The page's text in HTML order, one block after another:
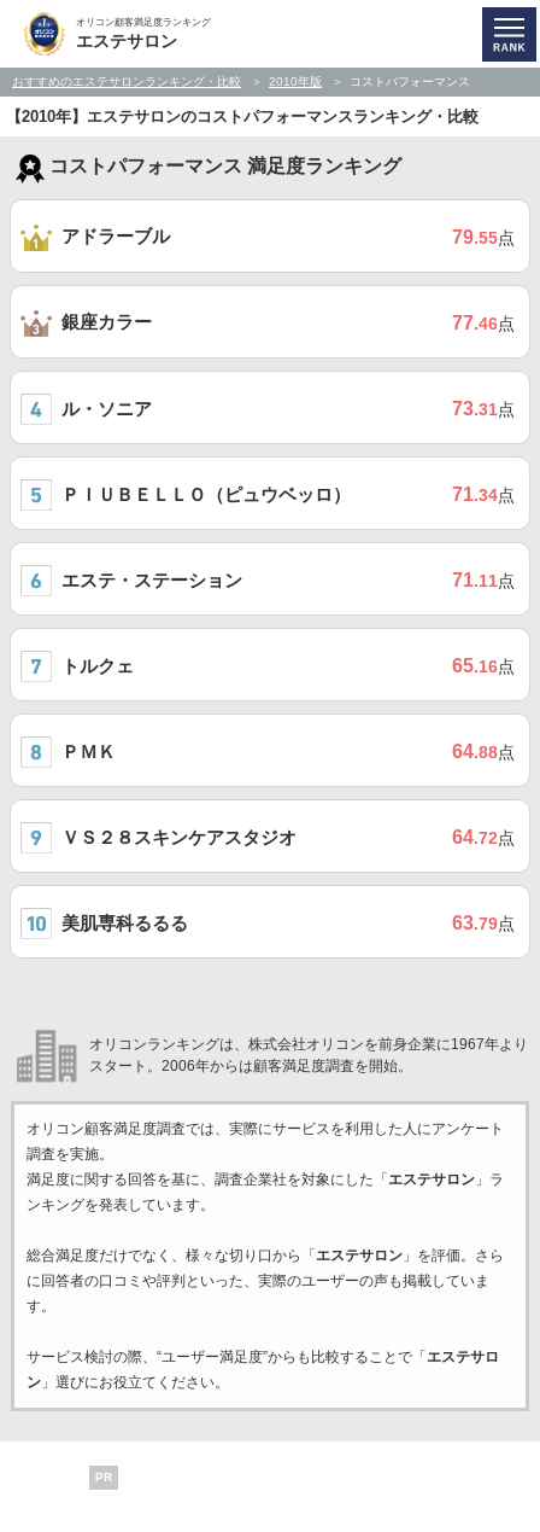
オリコン顧客満足度ランキング
エステサロン
おすすめのエステサロンランキング・比較 2010年版 コストパフォーマンス
【2010年】エステサロンのコストパフォーマンスランキング・比較
コストパフォーマンス 満足度ランキング
アドラーブル 79.55点
銀座カラー 77.46点
ル・ソニア 73.31点
ＰＩＵＢＥＬＬＯ（ピュウベッロ） 71.34点
エステ・ステーション 71.11点
トルクェ 65.16点
ＰＭＫ 64.88点
ＶＳ２８スキンケアスタジオ 64.72点
美肌専科るるる 63.79点
オリコンランキングは、株式会社オリコンを前身企業に1967年より
スタート。2006年からは顧客満足度調査を開始。
オリコン顧客満足度調査では、実際にサービスを利用した 人にアンケート
調査を実施。
満足度に関する回答を基に、調査企業社を対象にした「 エステサロン」ラ
ンキングを発表しています。
総合満足度だけでなく、様々な切り口から「 エステサロン」を評価。さら
に回答者の口コミや評判といった、実際のユーザーの声も掲載していま
す。
サービス検討の際、“ユーザー満足度”からも比較することで「 エステサロ
ン」選びにお役立てください。
PR